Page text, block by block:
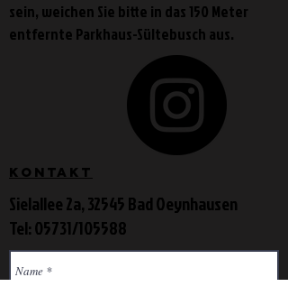
sein, weichen Sie bitte in das 150 Meter
entfernte Parkhaus-Sültebusch aus.
Kontakt
Sielallee 2a, 32545 Bad Oeynhausen
Tel: 05731/105588